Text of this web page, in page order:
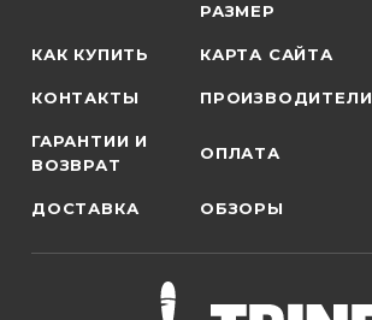
РАЗМЕР
КАК КУПИТЬ КАРТА САЙТА
КОНТАКТЫ ПРОИЗВОДИТЕЛИ
ГАРАНТИИ И
ВОЗВРАТ
ОПЛАТА
ДОСТАВКА ОБЗОРЫ